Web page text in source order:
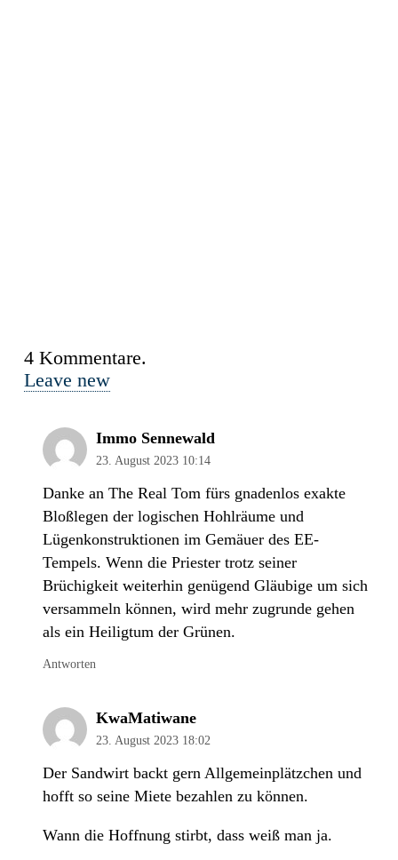
4 Kommentare.
Leave new
Immo Sennewald
23. August 2023 10:14
Danke an The Real Tom fürs gnadenlos exakte
Bloßlegen der logischen Hohlräume und
Lügenkonstruktionen im Gemäuer des EE-
Tempels. Wenn die Priester trotz seiner
Brüchigkeit weiterhin genügend Gläubige um sich
versammeln können, wird mehr zugrunde gehen
als ein Heiligtum der Grünen.
Antworten
KwaMatiwane
23. August 2023 18:02
Der Sandwirt backt gern Allgemeinplätzchen und
hofft so seine Miete bezahlen zu können.
Wann die Hoffnung stirbt, dass weiß man ja.